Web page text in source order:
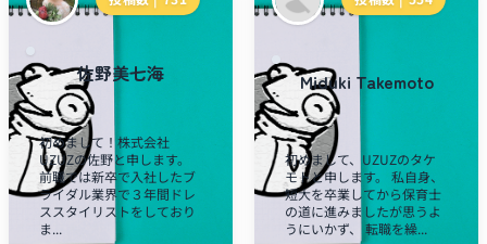
佐野美七海
初めまして！株式会社
UZUZの佐野と申します。
前職では新卒で入社したブ
ライダル業界で３年間ドレ
ススタイリストをしており
ま...
Miduki Takemoto
初めまして、UZUZのタケ
モトと申します。 私自身、
短大を卒業してから保育士
の道に進みましたが思うよ
うにいかず、 転職を繰...